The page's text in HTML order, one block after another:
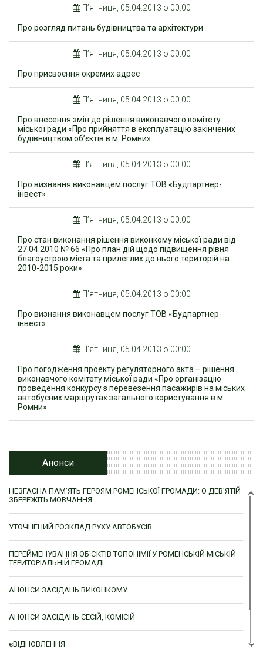
П’ятниця, 05.04.2013 о 00:00
Про розгляд питань будівництва та архітектури
П’ятниця, 05.04.2013 о 00:00
Про присвоєння окремих адрес
П’ятниця, 05.04.2013 о 00:00
Про внесення змін до рішення виконавчого комітету
міської ради «Про прийняття в експлуатацію закінчених
будівництвом об’єктів в м. Ромни»
П’ятниця, 05.04.2013 о 00:00
Про визнання виконавцем послуг ТОВ «Будпартнер-
інвест»
П’ятниця, 05.04.2013 о 00:00
Про стан виконання рішення виконкому міської ради від
27.04.2010 № 66 «Про план дій щодо підвищення рівня
благоустрою міста та прилеглих до нього територій на
2010-2015 роки»
П’ятниця, 05.04.2013 о 00:00
Про визнання виконавцем послуг ТОВ «Будпартнер-
інвест»
П’ятниця, 05.04.2013 о 00:00
Про погодження проекту регуляторного акта – рішення
виконавчого комітету міської ради «Про організацію
проведення конкурсу з перевезення пасажирів на міських
автобусних маршрутах загального користування в м.
Ромни»
Анонси
НЕЗГАСНА ПАМ’ЯТЬ ГЕРОЯМ РОМЕНСЬКОЇ ГРОМАДИ: О ДЕВ’ЯТІЙ
ЗБЕРЕЖІТЬ МОВЧАННЯ…
УТОЧНЕНИЙ РОЗКЛАД РУХУ АВТОБУСІВ
ПЕРЕЙМЕНУВАННЯ ОБ’ЄКТІВ ТОПОНІМІЇ У РОМЕНСЬКІЙ МІСЬКІЙ
ТЕРИТОРІАЛЬНІЙ ГРОМАДІ
АНОНСИ ЗАСІДАНЬ ВИКОНКОМУ
АНОНСИ ЗАСІДАНЬ СЕСІЙ, КОМІСІЙ
єВІДНОВЛЕННЯ